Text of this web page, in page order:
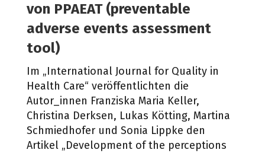
von PPAEAT(preventable
adverse events assessment
tool)
Im „International Journal for Quality in
Health Care“ veröffentlichten die
Autor_innen Franziska Maria Keller,
Christina Derksen, Lukas Kötting, Martina
Schmiedhofer und Sonia Lippke den
Artikel „Development of the perceptions